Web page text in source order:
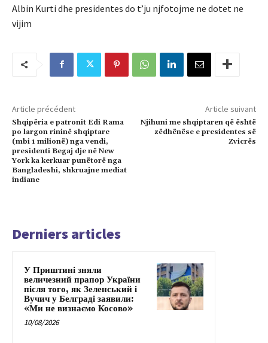
Albin Kurti dhe presidentes do t’ju njfotojme ne dotet ne
vijim
Article précédent
Shqipëria e patronit Edi Rama
po largon rininë shqiptare
(mbi 1 milionë) nga vendi,
presidenti Begaj dje në New
York ka kerkuar punëtorë nga
Bangladeshi, shkruajne mediat
indiane
Article suivant
Njihuni me shqiptaren që është
zëdhënëse e presidentes së
Zvicrës
Derniers articles
У Приштині зняли
величезний прапор України
після того, як Зеленський і
Вучич у Белграді заявили:
«Ми не визнаємо Косово»
10/08/2026